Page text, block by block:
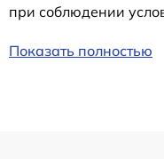
при соблюдении
Показать полностью